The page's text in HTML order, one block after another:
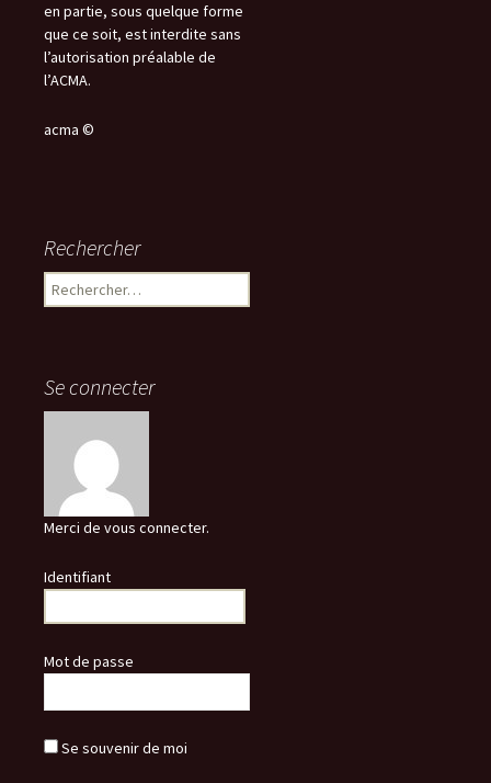
en partie, sous quelque forme
que ce soit, est interdite sans
l’autorisation préalable de
l’ACMA.
acma ©
Rechercher
Rechercher :
Se connecter
Merci de vous connecter.
Identifiant
Mot de passe
Se souvenir de moi